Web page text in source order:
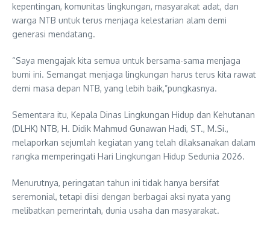
kepentingan, komunitas lingkungan, masyarakat adat, dan
warga NTB untuk terus menjaga kelestarian alam demi
generasi mendatang.
“Saya mengajak kita semua untuk bersama-sama menjaga
bumi ini. Semangat menjaga lingkungan harus terus kita rawat
demi masa depan NTB, yang lebih baik,”pungkasnya.
Sementara itu, Kepala Dinas Lingkungan Hidup dan Kehutanan
(DLHK) NTB, H. Didik Mahmud Gunawan Hadi, ST., M.Si.,
melaporkan sejumlah kegiatan yang telah dilaksanakan dalam
rangka memperingati Hari Lingkungan Hidup Sedunia 2026.
Menurutnya, peringatan tahun ini tidak hanya bersifat
seremonial, tetapi diisi dengan berbagai aksi nyata yang
melibatkan pemerintah, dunia usaha dan masyarakat.